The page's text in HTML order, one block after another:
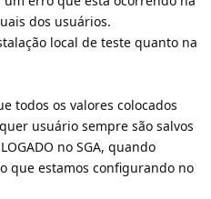
dos usuários.
local de teste quanto na
todos os valores colocados
usuário sempre são salvos
no SGA, quando
que estamos configurando no